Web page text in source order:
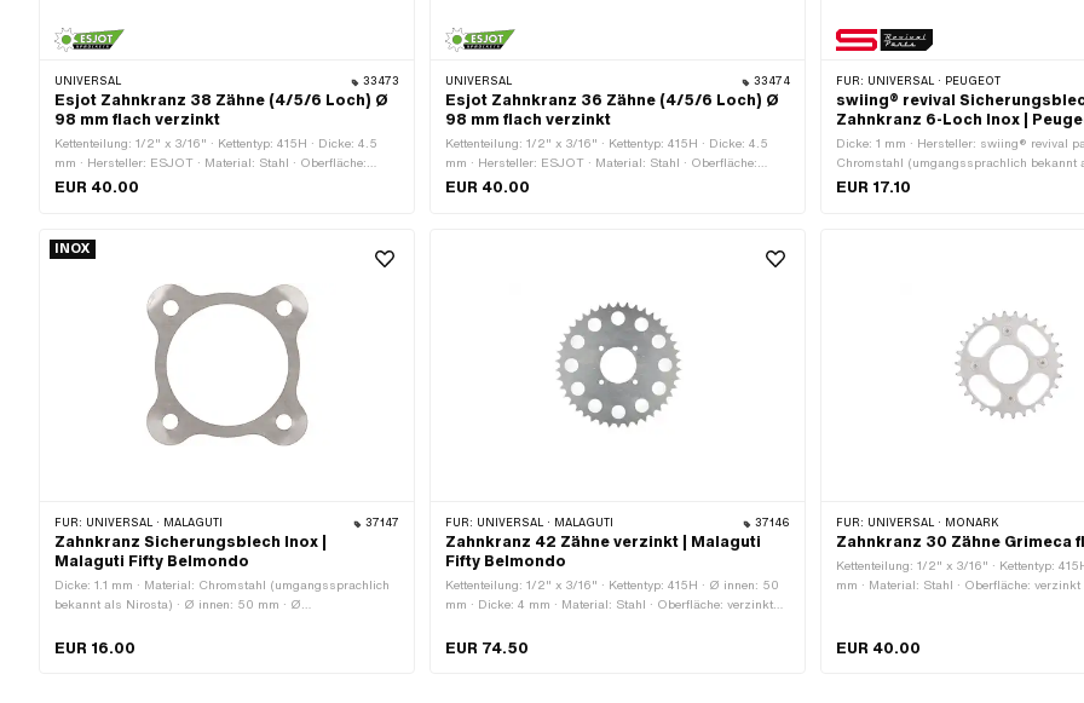
UNIVERSAL 33473
Esjot Zahnkranz 38 Zähne (4/5/6 Loch) Ø
98 mm flach verzinkt
Kettenteilung: 1/2" x 3/16" · Kettentyp: 415H · Dicke: 4.5
mm · Hersteller: ESJOT · Material: Stahl · Oberfläche:
verzinkt (blau) · Farbe: silber · Ø innen: 98 mm · Anzahl
Stk. · Anzahl Befestigungspunkte: 6 Stk. · Ø Lochkreis: 115
mm
EUR 40.00
UNIVERSAL 33474
Esjot Zahnkranz 36 Zähne (4/5/6 Loch) Ø
98 mm flach verzinkt
Kettenteilung: 1/2" x 3/16" · Kettentyp: 415H · Dicke: 4.5
mm · Hersteller: ESJOT · Material: Stahl · Oberfläche:
verzinkt (blau) · Farbe: silber · Ø innen: 98 mm · Anzahl
EUR 40.00
FÜR: UNIVERSAL · PEUGEOT
swiing® revival
Zahnkranz 6-Loch Inox |
Dicke: 1 mm · Hersteller: swiing® revival
Chromstahl (umgangssprachlich bekannt
Anzahl Lappen: 6 Stk. · Ø Lochkreis: 115
EUR 17.10
INOX
FÜR: UNIVERSAL · MALAGUTI 37147
Zahnkranz Sicherungsblech Inox |
Malaguti Fifty Belmondo
Dicke: 1.1 mm · Material: Chromstahl (umgangssprachlich
bekannt als Nirosta) · Ø innen: 50 mm · Ø
Stk. · Lochabstand: 47 mm · Lochabstand 2: 47 mm · Ø
EUR 16.00
FÜR: UNIVERSAL · MALAGUTI 37146
Zahnkranz 42 Zähne verzinkt | Malaguti
Fifty Belmondo
Kettenteilung: 1/2" x 3/16" · Kettentyp: 415H · Ø innen: 50
mm · Dicke: 4 mm · Material: Stahl · Oberfläche: verzinkt
Stk. · Anzahl Befestigungspunkte: 4 Stk. · Lochabstand: 47
EUR 74.50
FÜR: UNIVERSAL · MONARK
Zahnkranz 30 Zähne Grimeca
Kettenteilung: 1/2" x 3/16" · Kettentyp:
mm · Material: Stahl · Oberfläche:
EUR 40.00